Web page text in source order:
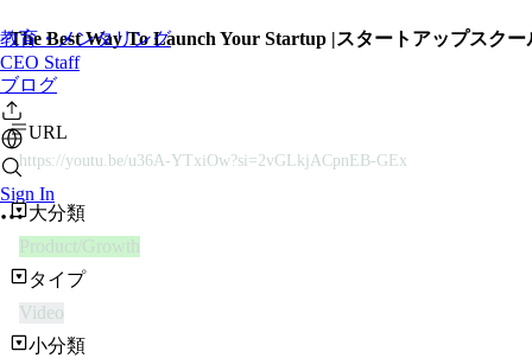
教育・メンタリング
CEO Staff
ブログ
Sign In
The Best Way To Launch Your Startup |スタートアップスクー
URL
https://youtu.be/u36A-YTxiOw?si=2vGLkjACpnEB-GEx
大分類
Product/Growth
タイプ
Video
小分類